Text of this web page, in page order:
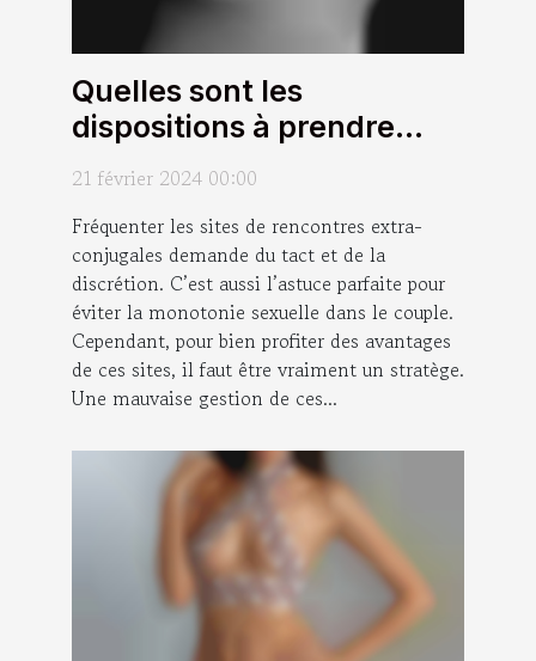
Quelles sont les
dispositions à prendre
pour profiter des
rencontres extra-
conjugales sans nuire à
son couple ?
21 février 2024 00:00
Fréquenter les sites de rencontres extra-
conjugales demande du tact et de la
discrétion. C’est aussi l’astuce parfaite pour
éviter la monotonie sexuelle dans le couple.
Cependant, pour bien profiter des avantages
de ces sites, il faut être vraiment un stratège.
Une mauvaise gestion de ces...